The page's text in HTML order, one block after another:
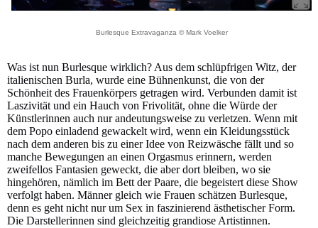
Burlesque Extravaganza © Mark Voelker
Was ist nun Burlesque wirklich? Aus dem schlüpfrigen Witz, der
italienischen Burla, wurde eine Bühnenkunst, die von der
Schönheit des Frauenkörpers getragen wird. Verbunden damit ist
Laszivität und ein Hauch von Frivolität, ohne die Würde der
Künstlerinnen auch nur andeutungsweise zu verletzen. Wenn mit
dem Popo einladend gewackelt wird, wenn ein Kleidungsstück
nach dem anderen bis zu einer Idee von Reizwäsche fällt und so
manche Bewegungen an einen Orgasmus erinnern, werden
zweifellos Fantasien geweckt, die aber dort bleiben, wo sie
hingehören, nämlich im Bett der Paare, die begeistert diese Show
verfolgt haben. Männer gleich wie Frauen schätzen Burlesque,
denn es geht nicht nur um Sex in faszinierend ästhetischer Form.
Die Darstellerinnen sind gleichzeitig grandiose Artistinnen.